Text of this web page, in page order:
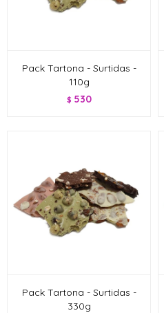
Pack Tartona - Surtidas -
110g
$ 530
Pack Tartona - Surtidas -
330g